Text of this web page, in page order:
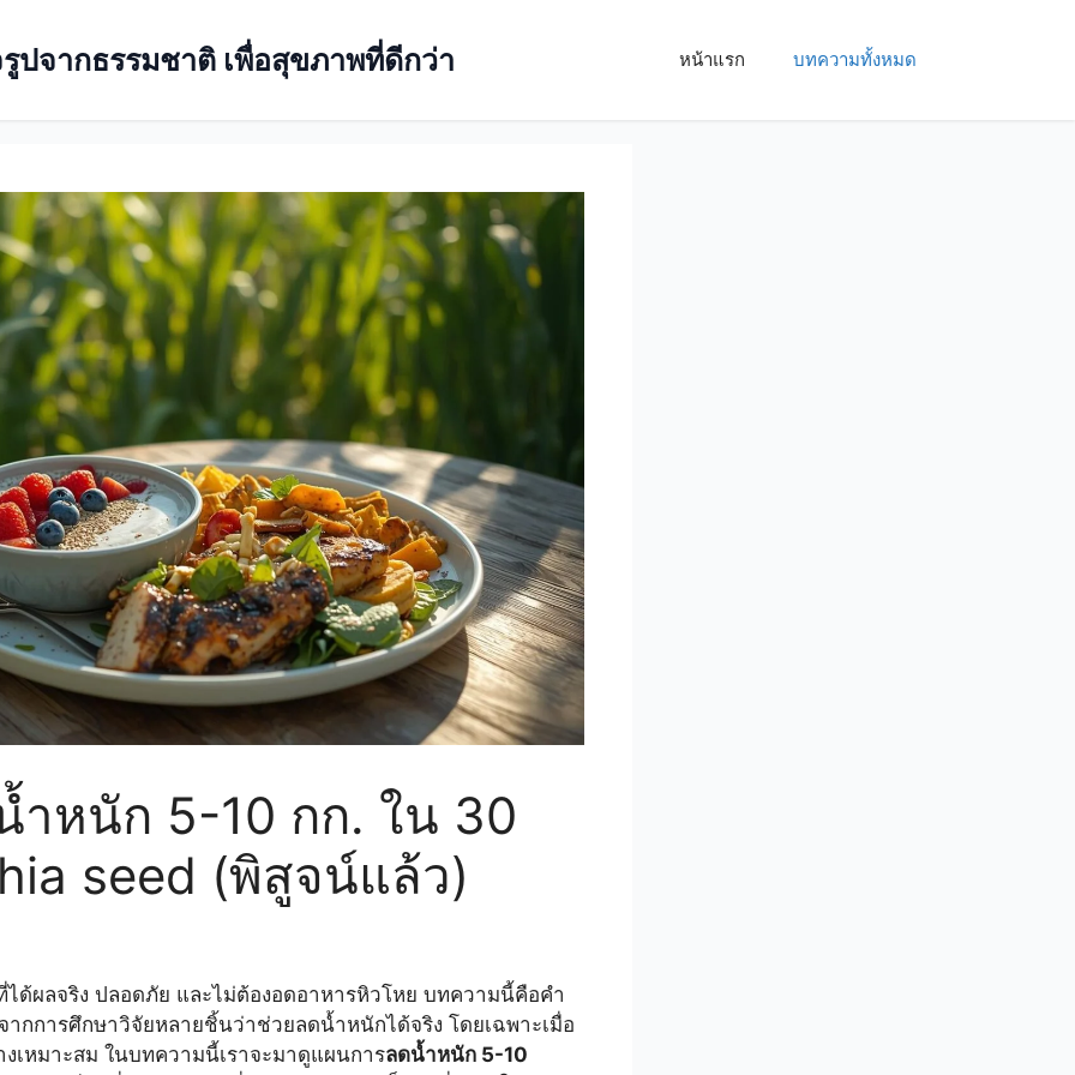
ปจากธรรมชาติ เพื่อสุขภาพที่ดีกว่า หน้าแรก บทความทั้งหมด
ำหนัก 5-10 กก. ใน 30
seed (พิสูจน์แล้ว)
ได้ผลจริง ปลอดภัย และไม่ต้องอดอาหารหิวโหย บทความนี้คือคำ
กการศึกษาวิจัยหลายชิ้นว่าช่วยลดน้ำหนักได้จริง โดยเฉพาะเมื่อ
เหมาะสม ในบทความนี้เราจะมาดูแผนการลดน้ำหนัก 5-10